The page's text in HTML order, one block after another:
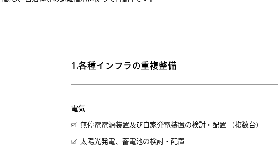
1.各種インフラの重複整備
電気
無停電電源装置及び自家発電装置の検討・配置 （複数台）
太陽光発電、蓄電池の検討・配置